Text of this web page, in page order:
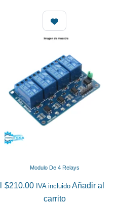
Modulo De 4 Relays
$210.00 IVA incluido Añadir al
carrito